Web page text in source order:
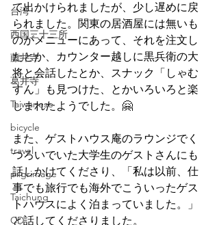
台湾
西国三十三所
藤井寺
葛井寺
Taiwanese
bicycle
travel
pilgrimage
Taichung
CD
て出かけられましたが、少し遅めに戻
られました。関東の居酒屋には無いも
のがメニューにあって、それを注文し
たとか、カウンター越しに黒兵衛の大
将と会話したとか、スナック「しゃむ
すん」も見つけた、とかいろいろと楽
しまれたようでした。🤗
また、ゲストハウス庵のラウンジでく
つろいでいた大学生のゲストさんにも
話しかけてくださり、「私は以前、仕
事でも旅行でも海外でこういったゲス
トハウスによく泊まっていました。」
と話してくださりました。